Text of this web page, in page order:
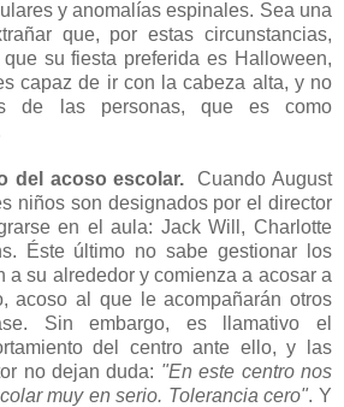
y anomalías espinales. Sea una
que, por estas circunstancias,
su fiesta preferida es Halloween,
capaz de ir con la cabeza alta, y no
de las personas, que es como
del acoso escolar. Cuando August
niños son designados por el director
en el aula: Jack Will, Charlotte
Éste último no sabe gestionar los
a su alrededor y comienza a acosar a
acoso al que le acompañarán otros
Sin embargo, es llamativo el
del centro ante ello, y las
no dejan duda: "En este centro nos
muy en serio. Tolerancia cero". Y